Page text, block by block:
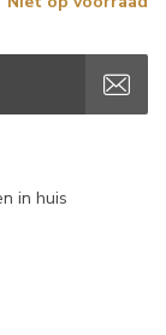
in huis